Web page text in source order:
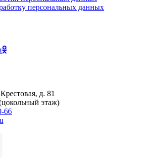
персональных данных
д. 81
этаж)
66